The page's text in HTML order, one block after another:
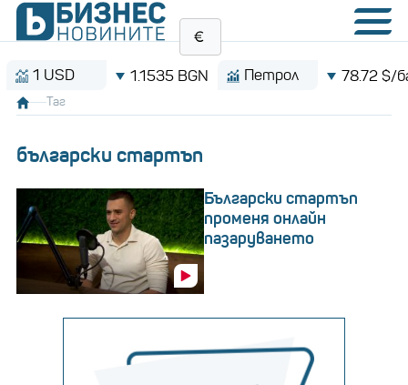
1.1535 BGN Петрол 78.72 $/барел
Таг
български стартъп
Български стартъп
променя онлайн
пазаруването